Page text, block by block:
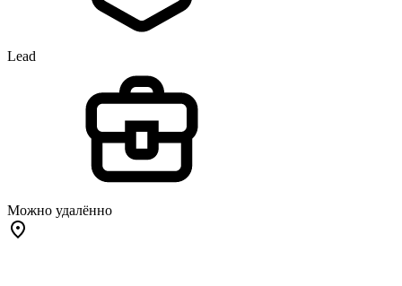
Lead
Можно удалённо